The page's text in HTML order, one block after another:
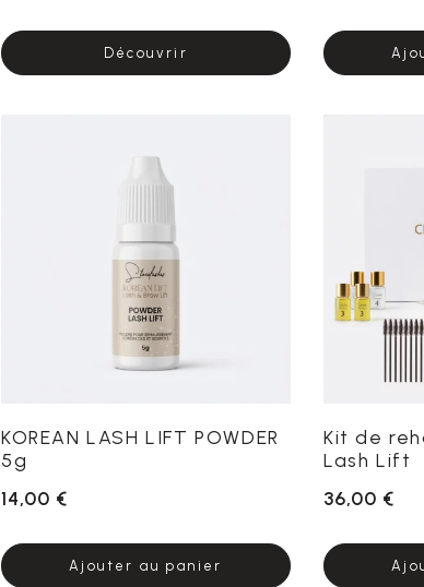
Découvrir
KOREAN LASH LIFT POWDER
5g
14,00 €
Ajouter au panier
Kit de
Lash Lift
36,00 €